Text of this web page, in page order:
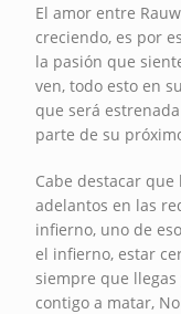
El amor entre
creciendo, es por
la pasión que
ven, todo esto en
que será
parte de su
Cabe destacar
adelantos en las
infierno, uno de
el infierno, estar
siempre que llegas
contigo a matar,